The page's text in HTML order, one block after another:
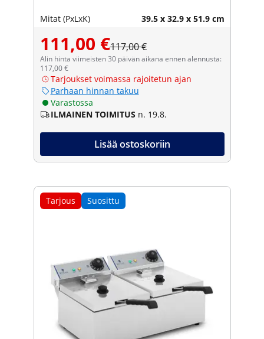
Mitat (PxLxK) 39.5 x 32.9 x 51.9 cm
111,00 €117,00 €
Alin hinta viimeisten 30 päivän aikana ennen alennusta:
117,00 €
Tarjoukset voimassa rajoitetun ajan
Parhaan hinnan takuu
Varastossa
ILMAINEN TOIMITUS n. 19.8.
Lisää ostoskoriin
Tarjous Suosittu